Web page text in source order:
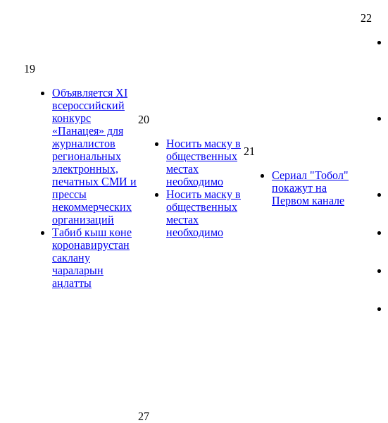
19
Объявляется XI
всероссийский
конкурс
«Панацея» для
журналистов
региональных
электронных,
печатных СМИ и
прессы
некоммерческих
организаций
Табиб кыш көне
коронавирустан
саклану
чараларын
аңлатты
20
Носить маску в
общественных
местах
необходимо
Носить маску в
общественных
местах
необходимо
21
Сериал "Тобол"
покажут на
Первом канале
22
27